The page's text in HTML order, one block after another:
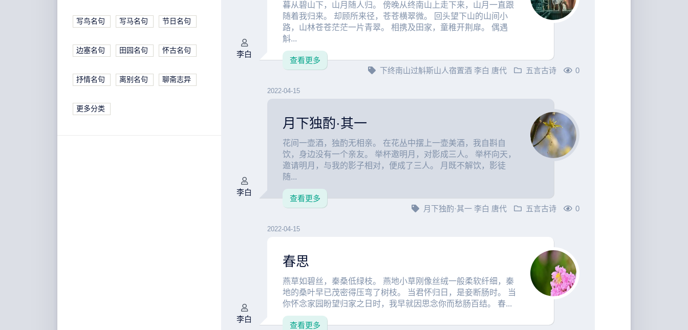
写鸟名句 写马名句 节日名句
边塞名句 田园名句 怀古名句
抒情名句 离别名句 聊斋志异
更多分类
李白
暮从碧山下，山月随人归。 傍晚从终南山上走下来，山月一直跟
随着我归来。 却顾所来径，苍苍横翠微。 回头望下山的山间小
路，山林苍苍茫茫一片青翠。 相携及田家，童稚开荆扉。 偶遇
斛...
查看更多
下终南山过斛斯山人宿置酒 李白 唐代 五言古诗 0
李白
2022-04-15
月下独酌·其一
花间一壶酒，独酌无相亲。 在花丛中摆上一壶美酒，我自斟自
饮，身边没有一个亲友。 举杯邀明月，对影成三人。 举杯向天，
邀请明月，与我的影子相对，便成了三人。 月既不解饮，影徒
随...
查看更多
月下独酌·其一 李白 唐代 五言古诗 0
李白
2022-04-15
春思
燕草如碧丝，秦桑低绿枝。 燕地小草刚像丝绒一般柔软纤细，秦
地的桑叶早已茂密得压弯了树枝。 当君怀归日，是妾断肠时。 当
你怀念家园盼望归家之日时，我早就因思念你而愁肠百结。 春...
查看更多